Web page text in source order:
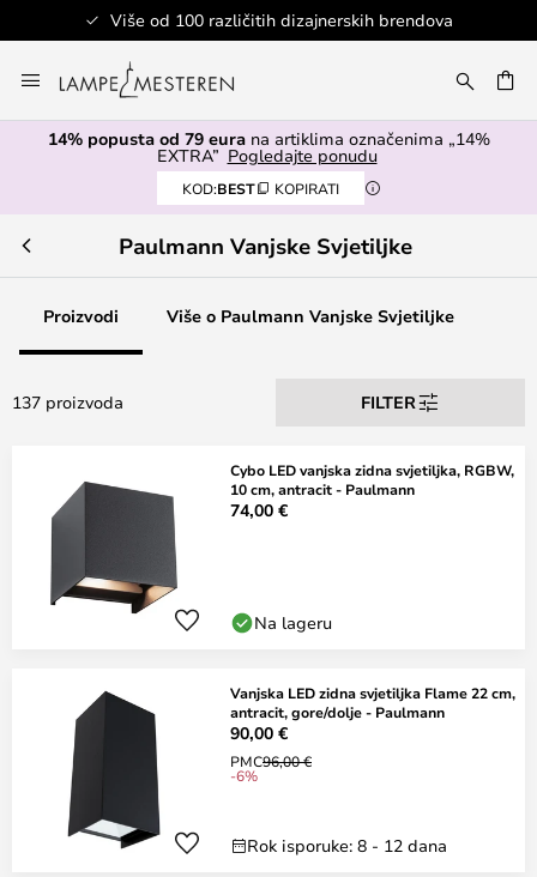
Sigurno plaćanje
to
Content
14% popusta od 79 eurana artiklima označenima „14%
EXTRA” Pogledajte ponudu
KOD:BEST KOPIRATI
Paulmann Vanjske Svjetiljke
Proizvodi Više o Paulmann Vanjske Svjetiljke
137 proizvoda FILTER
Cybo LED vanjska zidna svjetiljka, RGBW,
10 cm, antracit - Paulmann
74,00 €
Na lageru
Vanjska LED zidna svjetiljka Flame 22 cm,
antracit, gore/dolje - Paulmann
90,00 €
PMC96,00 €
-6%
Rok isporuke: 8 - 12 dana